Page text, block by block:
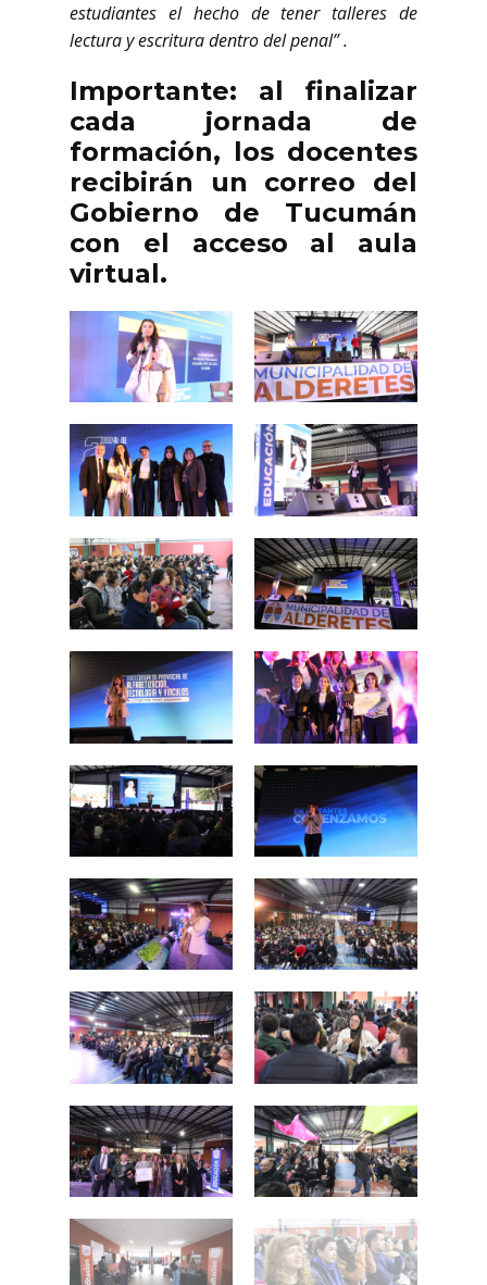
estudiantes el hecho de tener talleres de
lectura y escritura dentro del penal” .
Importante: al finalizar
cada jornada de
formación, los docentes
recibirán un correo del
Gobierno de Tucumán
con el acceso al aula
virtual.